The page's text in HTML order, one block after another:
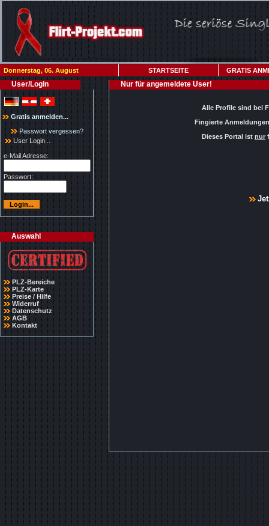
Donnerstag, 06. August STARTSEITE GRATIS
User/Login
Gratis anmelden...
Passwort vergessen?
User Login...
e-Mail Adresse:
Passwort:
Auswahl
PLZ-Bereiche
PLZ-Karte
Preise / Hilfe
Widerruf
Datenschutz
AGB
Kontakt
Nur für angemeldete User!
Alle Profile sind bei
Fingierte
Dieses Portal ist nur